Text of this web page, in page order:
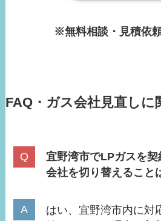
※無料相談・見積依
FAQ・ガス会社見直しに
宜野湾市でLPガスを契
会社を切り替えること
はい、宜野湾市内に対